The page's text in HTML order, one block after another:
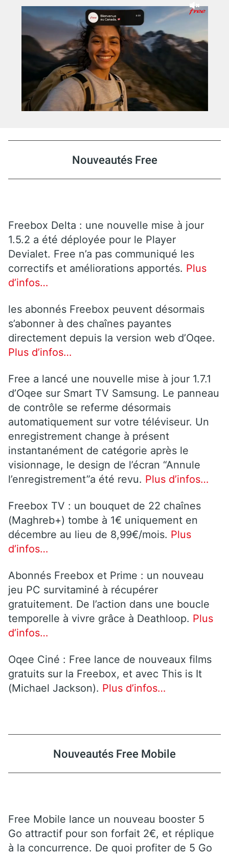
Nouveautés Free
Freebox Delta : une nouvelle mise à jour
1.5.2 a été déployée pour le Player
Devialet. Free n’a pas communiqué les
correctifs et améliorations apportés. Plus
d’infos…
les abonnés Freebox peuvent désormais
s’abonner à des chaînes payantes
directement depuis la version web d’Oqee.
Plus d’infos…
Free a lancé une nouvelle mise à jour 1.7.1
d’Oqee sur Smart TV Samsung. Le panneau
de contrôle se referme désormais
automatiquement sur votre téléviseur. Un
enregistrement change à présent
instantanément de catégorie après le
visionnage, le design de l’écran “Annule
l’enregistrement”a été revu. Plus d’infos…
Freebox TV : un bouquet de 22 chaînes
(Maghreb+) tombe à 1€ uniquement en
décembre au lieu de 8,99€/mois. Plus
d’infos…
Abonnés Freebox et Prime : un nouveau
jeu PC survitaminé à récupérer
gratuitement. De l’action dans une boucle
temporelle à vivre grâce à Deathloop. Plus
d’infos…
Oqee Ciné : Free lance de nouveaux films
gratuits sur la Freebox, et avec This is It
(Michael Jackson). Plus d’infos…
Nouveautés Free Mobile
Free Mobile lance un nouveau booster 5
Go attractif pour son forfait 2€, et réplique
à la concurrence. De quoi profiter de 5 Go